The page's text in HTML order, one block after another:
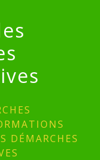
DÉMARCHES